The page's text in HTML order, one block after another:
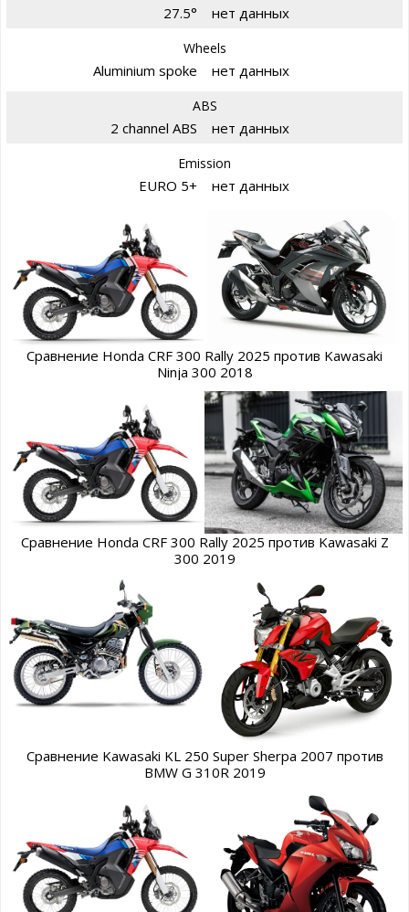
27.5° нет данных
Wheels
Aluminium spoke нет данных
ABS
2 channel ABS нет данных
Emission
EURO 5+ нет данных
Сравнение Honda CRF 300 Rally 2025 против Kawasaki
Ninja 300 2018
Сравнение Honda CRF 300 Rally 2025 против Kawasaki Z
300 2019
Сравнение Kawasaki KL 250 Super Sherpa 2007 против
BMW G 310R 2019